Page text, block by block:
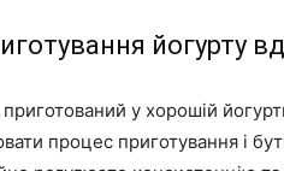
йогурту
у хорошій
процес приготування і